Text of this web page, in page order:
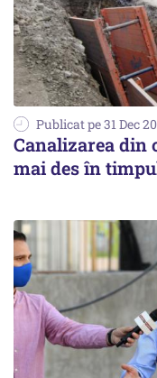
Publicat pe 31 Dec
Canalizarea din
mai des în